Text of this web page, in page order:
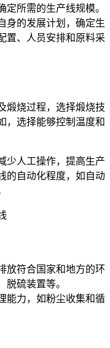
所需的生产线规模。
的发展计划，确定生
置、人员安排和原料采
烧过程，选择煅烧技
，选择能够控制温度和
人工操作，提高生产
的自动化程度，如自动
放符合国家和地方的环
硫装置等。
力，如粉尘收集和循